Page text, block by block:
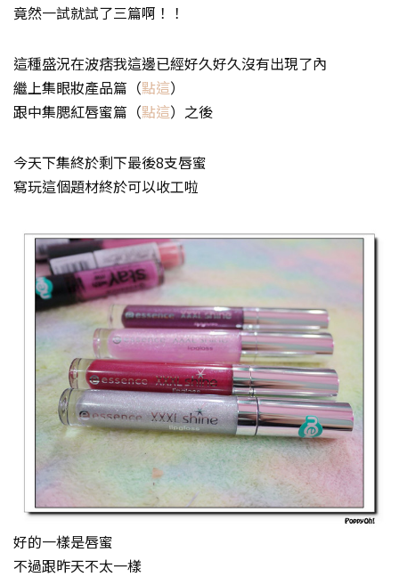
竟然一試就試了三篇啊！！
這種盛況在波痞我這邊已經好久好久沒有出現了內
繼上集眼妝產品篇（點這）
跟中集腮紅唇蜜篇（點這）之後
今天下集終於剩下最後8支唇蜜
寫玩這個題材終於可以收工啦
好的一樣是唇蜜
不過跟昨天不太一樣